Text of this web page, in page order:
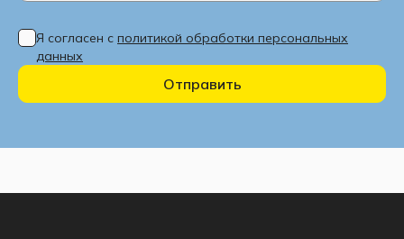
Я согласен с политикой обработки персональных
данных
Отправить